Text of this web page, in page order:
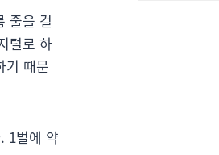
줄을 걸
털로 하
기 때문
1벌에 약